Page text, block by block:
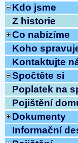
Kdo jsme
Z historie
Co nabízíme
Koho
Kontaktujte
Spočtěte si
Poplatek na
Pojištění
Dokumenty
Informační